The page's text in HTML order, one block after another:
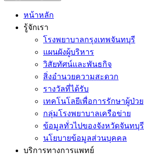
หน้าหลัก
รู้จักเรา
โรงพยาบาลกรุงเทพจันทบุรี
แผนผังผู้บริหาร
วิสัยทัศน์และพันธกิจ
สิ่งอำนวยความสะดวก
รางวัลที่ได้รับ
เทคโนโลยีเพื่อการรักษาผู้ป่วย
กลุ่มโรงพยาบาลเครือข่าย
ข้อมูลทั่วไปของจังหวัดจันทบุรี
นโยบายข้อมูลส่วนบุคคล
บริการทางการแพทย์